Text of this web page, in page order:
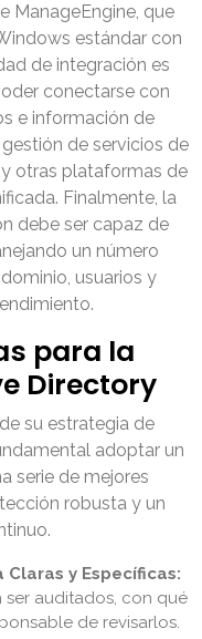
ManageEngine, que
estándar con
de integración es
conectarse con
e información de
de servicios de
otras plataformas de
Finalmente, la
debe ser capaz de
un número
usuarios y
para la
Directory
su estrategia de
adoptar un
serie de mejores
robusta y un
y Específicas:
auditados, con qué
de revisarlos.